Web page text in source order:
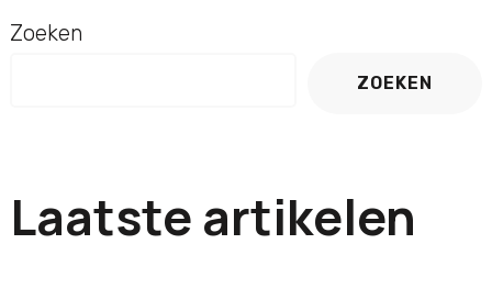
Zoeken
ZOEKEN
Laatste artikelen